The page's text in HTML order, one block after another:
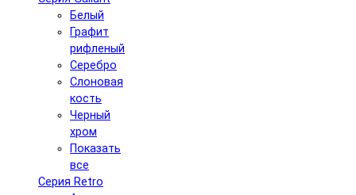
Белый
Графит
рифленый
Серебро
Слоновая
кость
Черный
хром
Показать
все
Серия Retro